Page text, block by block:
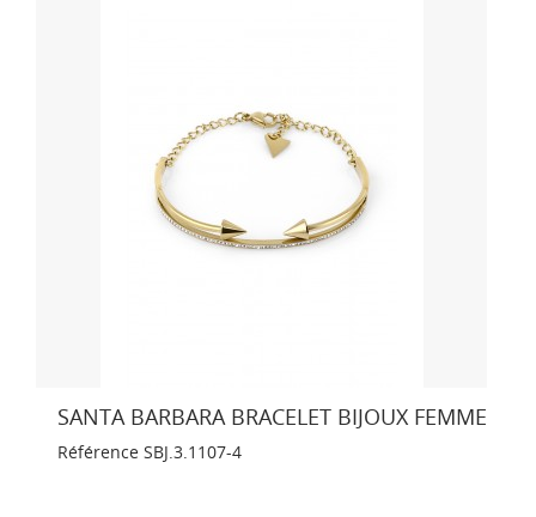
SANTA BARBARA BRACELET BIJOUX FEMME
Référence SBJ.3.1107-4